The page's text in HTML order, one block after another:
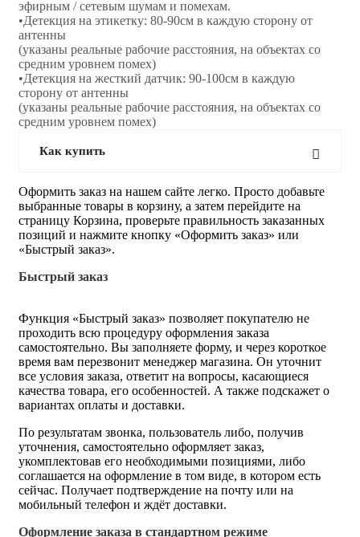
эфирным / сетевым шумам и помехам.
•Детекция на этикетку: 80-90см в каждую сторону от
антенны
(указаны реальные рабочие расстояния, на объектах со
средним уровнем помех)
•Детекция на жесткий датчик: 90-100см в каждую
сторону от антенны
(указаны реальные рабочие расстояния, на объектах со
средним уровнем помех)
Как купить
Оформить заказ на нашем сайте легко. Просто добавьте
выбранные товары в корзину, а затем перейдите на
страницу Корзина, проверьте правильность заказанных
позиций и нажмите кнопку «Оформить заказ» или
«Быстрый заказ».
Быстрый заказ
Функция «Быстрый заказ» позволяет покупателю не
проходить всю процедуру оформления заказа
самостоятельно. Вы заполняете форму, и через короткое
время вам перезвонит менеджер магазина. Он уточнит
все условия заказа, ответит на вопросы, касающиеся
качества товара, его особенностей. А также подскажет о
вариантах оплаты и доставки.
По результатам звонка, пользователь либо, получив
уточнения, самостоятельно оформляет заказ,
укомплектовав его необходимыми позициями, либо
соглашается на оформление в том виде, в котором есть
сейчас. Получает подтверждение на почту или на
мобильный телефон и ждёт доставки.
Оформление заказа в стандартном режиме